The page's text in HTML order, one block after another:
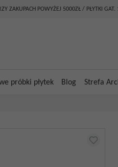
ZAKUPACH POWYŻEJ 5000ZŁ / PŁYTKI
próbki płytek Blog Strefa